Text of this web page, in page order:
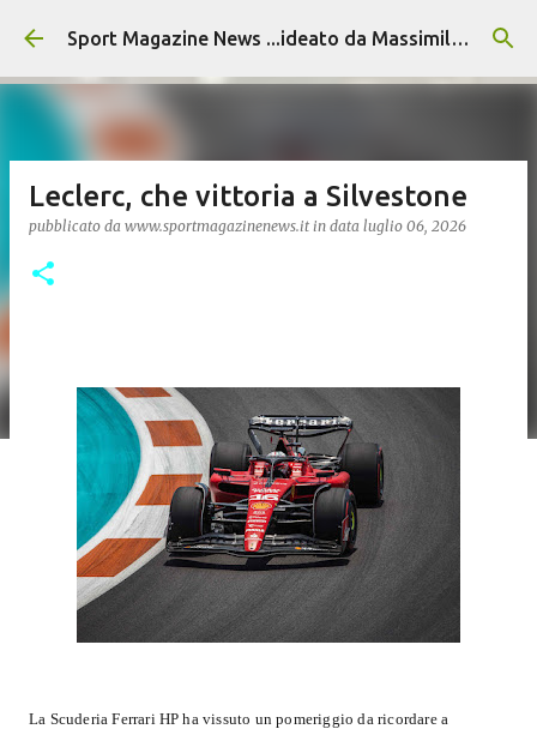
Passa ai contenuti principali Sport Magazine News ...ideato da Massimiliano Alvino
Leclerc, che vittoria a Silvestone
pubblicato da www.sportmagazinenews.it in data luglio 06, 2026
La Scuderia Ferrari HP ha vissuto un pomeriggio da ricordare a